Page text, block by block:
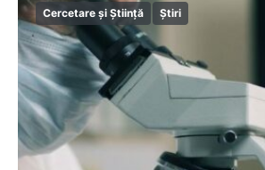
Cercetare și Știință Știri